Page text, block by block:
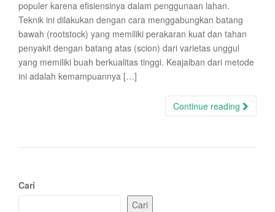
populer karena efisiensinya dalam penggunaan lahan.
Teknik ini dilakukan dengan cara menggabungkan batang
bawah (rootstock) yang memiliki perakaran kuat dan tahan
penyakit dengan batang atas (scion) dari varietas unggul
yang memiliki buah berkualitas tinggi. Keajaiban dari metode
ini adalah kemampuannya […]
Continue reading
Cari
Cari